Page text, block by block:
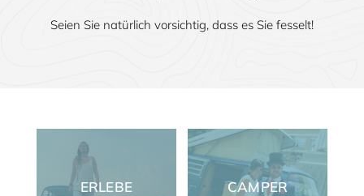
Seien Sie natürlich vorsichtig, dass es Sie fesselt!
ERLEBE
CAMPER